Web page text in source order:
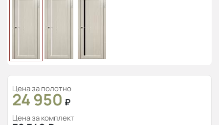
Цена за полотно
24 950 ₽
Цена за комплект